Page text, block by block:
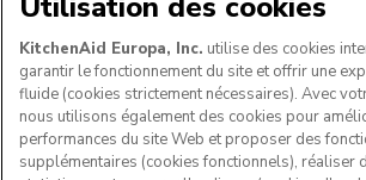
SUIVEZ-NOUS
Utilisation des cookies
KitchenAid Europa, Inc. utilise des cookies
garantir le fonctionnement du site et offrir une
fluide (cookies strictement nécessaires). Avec
nous utilisons également des cookies pour
performances du site Web et proposer des
supplémentaires (cookies fonctionnels), réaliser